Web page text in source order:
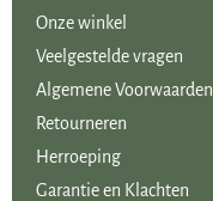
Onze winkel
Veelgestelde vragen
Algemene Voorwaarden
Retourneren
Herroeping
Garantie en Klachten